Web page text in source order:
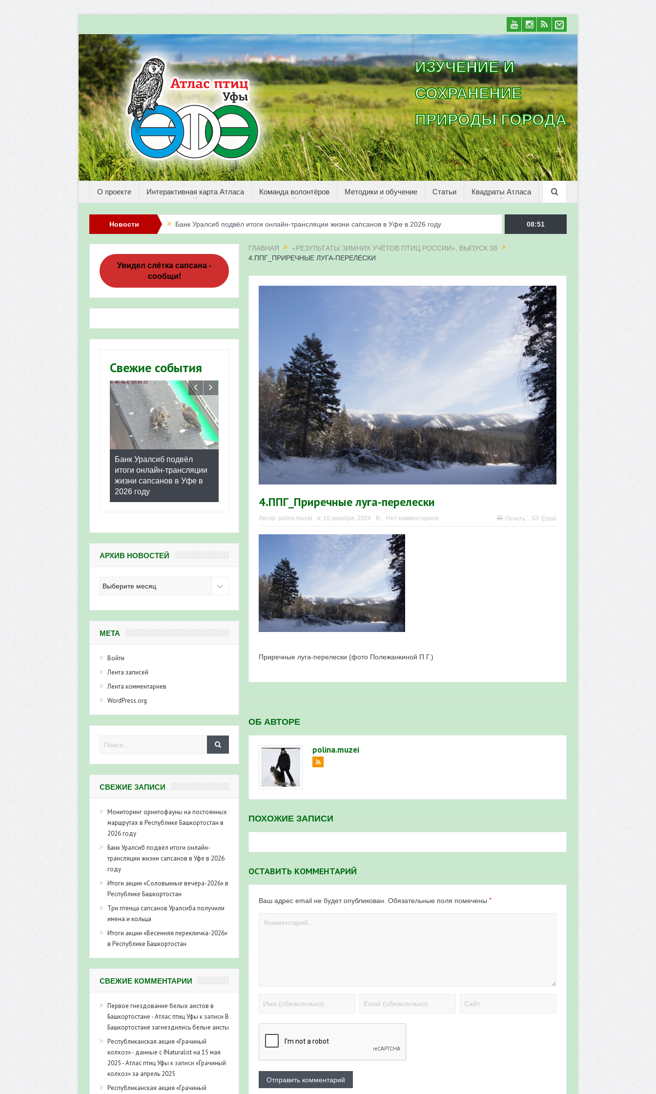
ИЗУЧЕНИЕ И
СОХРАНЕНИЕ
ПРИРОДЫ ГОРОДА
О проекте Интерактивная карта Атласа Команда волонтёров Методики и обучение Статьи Квадраты Атласа
Новости Банк Уралсиб подвёл итоги онлайн-трансляции жизни сапсанов в Уфе в 2026 году
Итоги акции «Соловьиные вечера-2026» в Республике Башкортостан
Три птенца сапсанов Уралсиба получили имена и кольца
Итоги акции «Весенняя перекличка-2026» в Республике Башкортостан
«Весенняя перекличка-2026» — 21-31 мая 2026
Мероприятие для ребят из дневного лагеря центра олимпиадного движения «Аврора»
Фотофиксация и осмотр птенцов сапсанов на крыше Уралсиба в Уфе в 2026 г.
Участие башкирских орнитологов и бердвотчеров в проекте «Развитие программы мониторинга
численности птиц в европейской части России»
«Весенняя перекличка-2026» — 11-20 мая 2026
Мониторинг орнитофауны на постоянных маршрутах в Республике Башкортостан в 2026 году
08:51
ГЛАВНАЯ
«РЕЗУЛЬТАТЫ ЗИМНИХ УЧЁТОВ ПТИЦ РОССИИ», ВЫПУСК 38
4.ППГ_ПРИРЕЧНЫЕ ЛУГА-ПЕРЕЛЕСКИ
4.ППГ_Приречные луга-перелески
Автор: polina.muzei в: 16 декабря, 2024 В: Нет комментариев Печать Email
Приречные луга-перелески (фото Полежанкиной П.Г.)
ОБ АВТОРЕ
polina.muzei
ПОХОЖИЕ ЗАПИСИ
ОСТАВИТЬ КОММЕНТАРИЙ
Ваш адрес email не будет опубликован. Обязательные поля помечены *
Увидел слётка сапсана -
сообщи!
Свежие события
Банк Уралсиб подвёл
итоги онлайн-трансляции
жизни сапсанов в Уфе в
2026 году
АРХИВ НОВОСТЕЙ
новостей
МЕТА
Войти
Лента записей
Лента комментариев
WordPress.org
СВЕЖИЕ ЗАПИСИ
Мониторинг орнитофауны на постоянных
маршрутах в Республике Башкортостан в
2026 году
Банк Уралсиб подвёл итоги онлайн-
трансляции жизни сапсанов в Уфе в 2026
году
Итоги акции «Соловьиные вечера-2026» в
Республике Башкортостан
Три птенца сапсанов Уралсиба получили
имена и кольца
Итоги акции «Весенняя перекличка-2026»
в Республике Башкортостан
СВЕЖИЕ КОММЕНТАРИИ
Первое гнездование белых аистов в
Башкортостане - Атлас птиц Уфы к записи В
Башкортостане загнездились белые аисты
Республиканская акция «Грачиный
колхоз» - данные с INaturalist на 15 мая
2025 - Атлас птиц Уфы к записи «Грачиный
колхоз» за апрель 2025
Республиканская акция «Грачиный